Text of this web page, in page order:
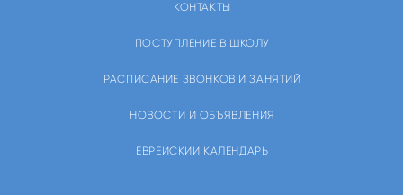
КОНТАКТЫ
ПОСТУПЛЕНИЕ В ШКОЛУ
РАСПИСАНИЕ ЗВОНКОВ И ЗАНЯТИЙ
НОВОСТИ И ОБЪЯВЛЕНИЯ
ЕВРЕЙСКИЙ КАЛЕНДАРЬ